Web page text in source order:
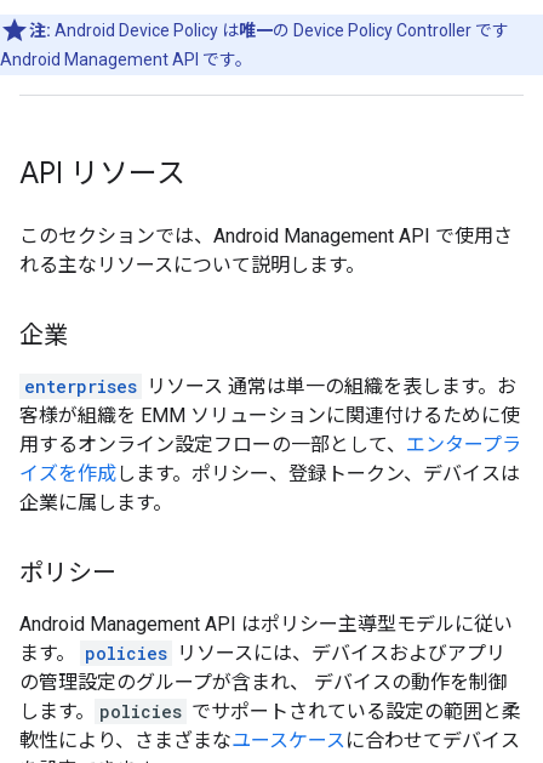
注: Android Device Policy は唯一の Device Policy Controller です
Android Management API です。
API リソース
このセクションでは、Android Management API で使用さ
れる主なリソースについて説明します。
企業
enterprises リソース 通常は単一の組織を表します。お
客様が組織を EMM ソリューションに関連付けるために使
用するオンライン設定フローの一部として、 エンタープラ
イズを作成します。ポリシー、登録トークン、デバイスは
企業に属します。
ポリシー
Android Management API はポリシー主導型モデルに従い
ます。
policies リソースには、デバイスおよびアプリ
の管理設定のグループが含まれ、 デバイスの動作を制御
します。
policies でサポートされている設定の範囲と柔
軟性により、さまざまなユースケースに合わせてデバイス